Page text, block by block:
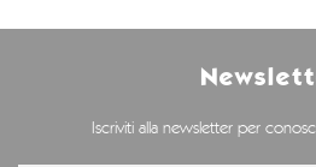
Iscriviti alla newsletter per